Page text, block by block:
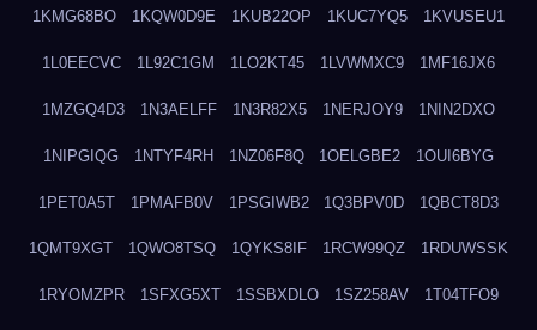
1KMG68BO 1KQW0D9E 1KUB22OP 1KUC7YQ5 1KVUSEU1
1L0EECVC 1L92C1GM 1LO2KT45 1LVWMXC9 1MF16JX6
1MZGQ4D3 1N3AELFF 1N3R82X5 1NERJOY9 1NIN2DXO
1NIPGIQG 1NTYF4RH 1NZ06F8Q 1OELGBE2 1OUI6BYG
1PET0A5T 1PMAFB0V 1PSGIWB2 1Q3BPV0D 1QBCT8D3
1QMT9XGT 1QWO8TSQ 1QYKS8IF 1RCW99QZ 1RDUWSSK
1RYOMZPR 1SFXG5XT 1SSBXDLO 1SZ258AV 1T04TFO9